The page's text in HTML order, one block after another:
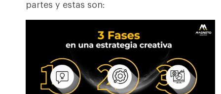
partes y estas son: